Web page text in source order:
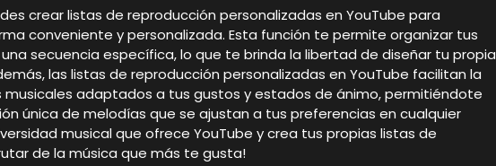
crear listas de reproducción personalizadas en YouTube para
conveniente y personalizada. Esta función te permite organizar tus
secuencia específica, lo que te brinda la libertad de diseñar tu propia
las listas de reproducción personalizadas en YouTube facilitan la
adaptados a tus gustos y estados de ánimo, permitiéndote
única de melodías que se ajustan a tus preferencias en cualquier
musical que ofrece YouTube y crea tus propias listas de
de la música que más te gusta!